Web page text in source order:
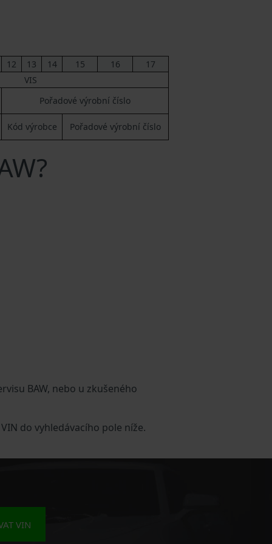
12 13 14 15 16
17
VIS
Pořadové výrobní číslo
Kód výrobce Pořadové výrobní číslo
BAW, nebo u zkušeného
do vyhledávacího pole níže.
VIN